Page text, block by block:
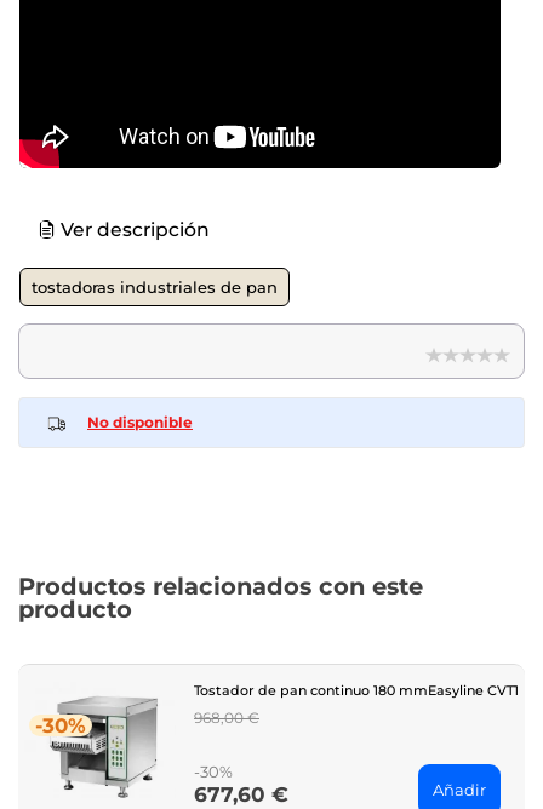
Ver descripción
tostadoras industriales de pan
No disponible
Productos relacionados con este
producto
-30%
Tostador de pan continuo 180 mmEasyline CVT1
Regular
968,00 €
-30%
Price
677,60 € Añadir